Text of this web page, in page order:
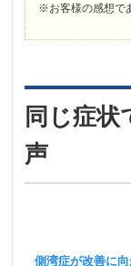
※お客様の感想で
同じ症
声
側湾症が改善に向